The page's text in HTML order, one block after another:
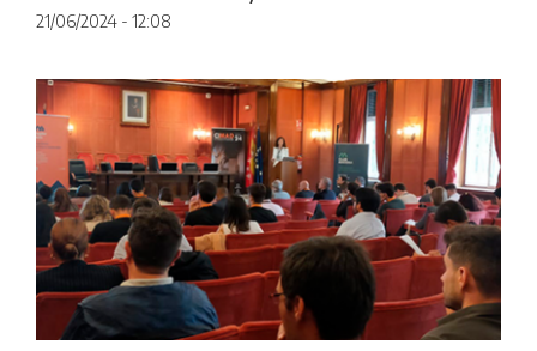
21/06/2024 - 12:08